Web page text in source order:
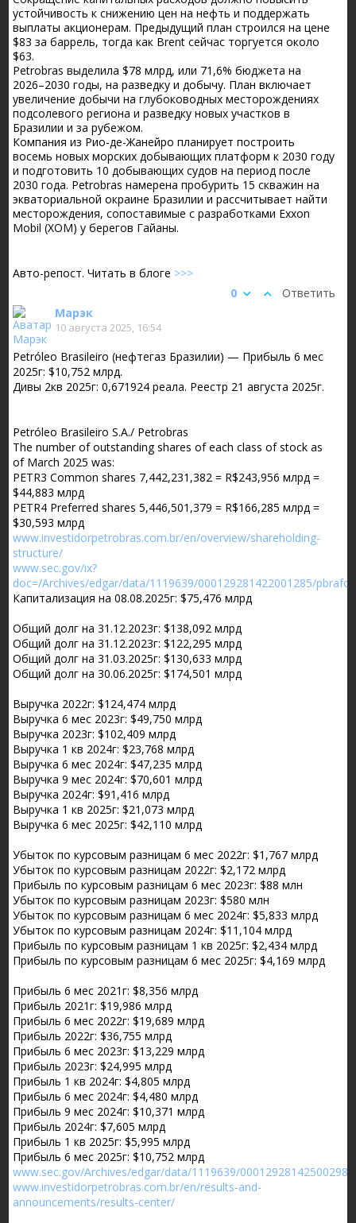
устойчивость к снижению цен на нефть и поддержать
выплаты акционерам. Предыдущий план строился на цене
$83 за баррель, тогда как Brent сейчас торгуется около
$63.
Petrobras выделила $78 млрд, или 71,6% бюджета на
2026–2030 годы, на разведку и добычу. План включает
увеличение добычи на глубоководных месторождениях
подсолевого региона и разведку новых участков в
Бразилии и за рубежом.
Компания из Рио-де-Жанейро планирует построить
восемь новых морских добывающих платформ к 2030 году
и подготовить 10 добывающих судов на период после
2030 года. Petrobras намерена пробурить 15 скважин на
экваториальной окраине Бразилии и рассчитывает найти
месторождения, сопоставимые с разработками Exxon
Mobil (XOM) у берегов Гайаны.
Авто-репост. Читать в блоге >>>
Ответить
0
Марэк
10 августа 2025, 16:54
Petróleo Brasileiro (нефтегаз Бразилии) — Прибыль 6 мес
2025г: $10,752 млрд.
Дивы 2кв 2025г: 0,671924 реала. Реестр 21 августа 2025г.
Petróleo Brasileiro S.A./ Petrobras
The number of outstanding shares of each class of stock as
of March 2025 was:
PETR3 Common shares 7,442,231,382 = R$243,956 млрд =
$44,883 млрд
PETR4 Preferred shares 5,446,501,379 = R$166,285 млрд =
$30,593 млрд
www.investidorpetrobras.com.br/en/overview/shareholding-
structure/
www.sec.gov/ix?
doc=/Archives/edgar/data/1119639/000129281422001285/
Капитализация на 08.08.2025г: $75,476 млрд
Общий долг на 31.12.2023г: $138,092 млрд
Общий долг на 31.12.2023г: $122,295 млрд
Общий долг на 31.03.2025г: $130,633 млрд
Общий долг на 30.06.2025г: $174,501 млрд
Выручка 2022г: $124,474 млрд
Выручка 6 мес 2023г: $49,750 млрд
Выручка 2023г: $102,409 млрд
Выручка 1 кв 2024г: $23,768 млрд
Выручка 6 мес 2024г: $47,235 млрд
Выручка 9 мес 2024г: $70,601 млрд
Выручка 2024г: $91,416 млрд
Выручка 1 кв 2025г: $21,073 млрд
Выручка 6 мес 2025г: $42,110 млрд
Убыток по курсовым разницам 6 мес 2022г: $1,767 млрд
Убыток по курсовым разницам 2022г: $2,172 млрд
Прибыль по курсовым разницам 6 мес 2023г: $88 млн
Убыток по курсовым разницам 2023г: $580 млн
Убыток по курсовым разницам 6 мес 2024г: $5,833 млрд
Убыток по курсовым разницам 2024г: $11,104 млрд
Прибыль по курсовым разницам 1 кв 2025г: $2,434 млрд
Прибыль по курсовым разницам 6 мес 2025г: $4,169 млрд
Прибыль 6 мес 2021г: $8,356 млрд
Прибыль 2021г: $19,986 млрд
Прибыль 6 мес 2022г: $19,689 млрд
Прибыль 2022г: $36,755 млрд
Прибыль 6 мес 2023г: $13,229 млрд
Прибыль 2023г: $24,995 млрд
Прибыль 1 кв 2024г: $4,805 млрд
Прибыль 6 мес 2024г: $4,480 млрд
Прибыль 9 мес 2024г: $10,371 млрд
Прибыль 2024г: $7,605 млрд
Прибыль 1 кв 2025г: $5,995 млрд
Прибыль 6 мес 2025г: $10,752 млрд
www.sec.gov/Archives/edgar/data/1119639/
www.investidorpetrobras.com.br/en/results-and-
announcements/results-center/